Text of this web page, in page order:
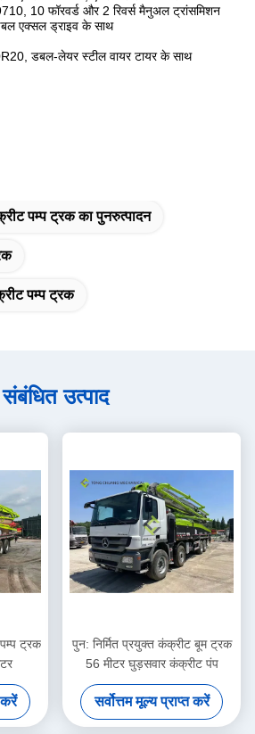
10 फॉरवर्ड और 2 रिवर्स मैनुअल ट्रांसमिशन
एक्सल ड्राइव के साथ
डबल-लेयर स्टील वायर टायर के साथ
पम्प ट्रक का पुनरुत्पादन
पम्प ट्रक
संबंधित उत्पाद
ट्रक
करें
पुन: निर्मित प्रयुक्त कंक्रीट बूम ट्रक
56 मीटर घुड़सवार कंक्रीट पंप
सर्वोत्तम मूल्य प्राप्त करें